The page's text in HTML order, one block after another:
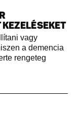
vagy
a demencia
rengeteg